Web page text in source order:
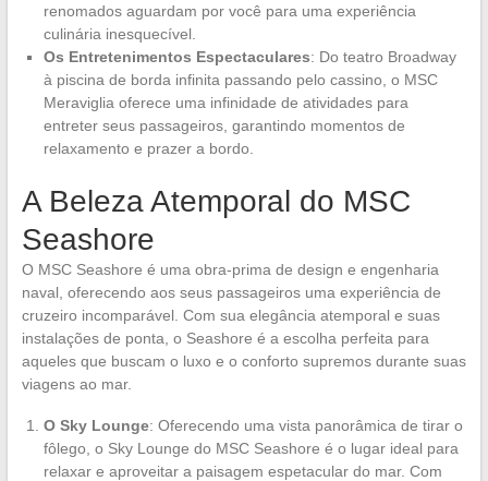
renomados aguardam por você para uma experiência
culinária inesquecível.
Os Entretenimentos Espectaculares: Do teatro Broadway
à piscina de borda infinita passando pelo cassino, o MSC
Meraviglia oferece uma infinidade de atividades para
entreter seus passageiros, garantindo momentos de
relaxamento e prazer a bordo.
A Beleza Atemporal do MSC
Seashore
O MSC Seashore é uma obra-prima de design e engenharia
naval, oferecendo aos seus passageiros uma experiência de
cruzeiro incomparável. Com sua elegância atemporal e suas
instalações de ponta, o Seashore é a escolha perfeita para
aqueles que buscam o luxo e o conforto supremos durante suas
viagens ao mar.
O Sky Lounge: Oferecendo uma vista panorâmica de tirar o
fôlego, o Sky Lounge do MSC Seashore é o lugar ideal para
relaxar e aproveitar a paisagem espetacular do mar. Com